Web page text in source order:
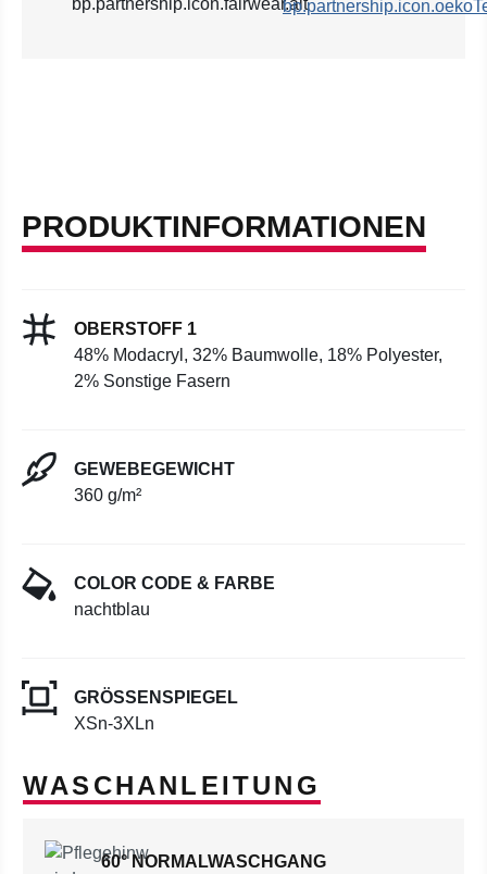
PRODUKTINFORMATIONEN
OBERSTOFF 1
48% Modacryl, 32% Baumwolle, 18% Polyester,
2% Sonstige Fasern
GEWEBEGEWICHT
360 g/m²
COLOR CODE & FARBE
nachtblau
GRÖSSENSPIEGEL
XSn-3XLn
WASCHANLEITUNG
60° NORMALWASCHGANG